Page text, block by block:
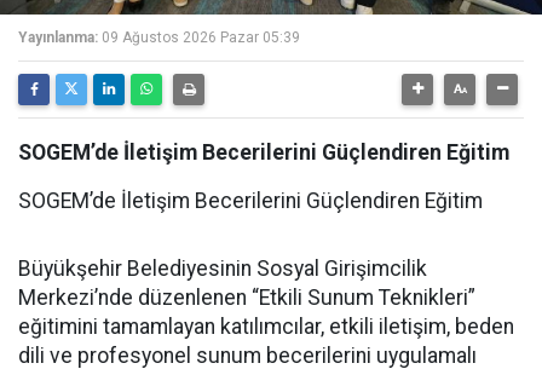
Yayınlanma: 09 Ağustos 2026 Pazar 05:39
SOGEM’de İletişim Becerilerini Güçlendiren Eğitim
SOGEM’de İletişim Becerilerini Güçlendiren Eğitim
Büyükşehir Belediyesinin Sosyal Girişimcilik
Merkezi’nde düzenlenen “Etkili Sunum Teknikleri”
eğitimini tamamlayan katılımcılar, etkili iletişim, beden
dili ve profesyonel sunum becerilerini uygulamalı